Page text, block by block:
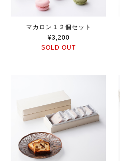
マカロン１２個セット
¥3,200
SOLD OUT